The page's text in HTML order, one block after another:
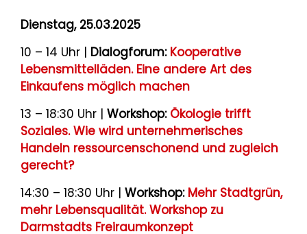
Dienstag, 25.03.2025
10 – 14 Uhr | Dialogforum: Kooperative
Lebensmittelläden. Eine andere Art des
Einkaufens möglich machen
13 – 18:30 Uhr | Workshop: Ökologie trifft
Soziales. Wie wird unternehmerisches
Handeln ressourcenschonend und zugleich
gerecht?
14:30 – 18:30 Uhr | Workshop: Mehr Stadtgrün,
mehr Lebensqualität. Workshop zu
Darmstadts Freiraumkonzept